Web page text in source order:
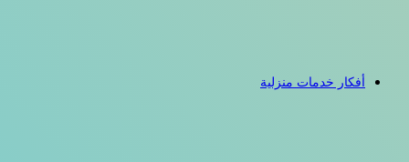
أفكار خدمات منزلية